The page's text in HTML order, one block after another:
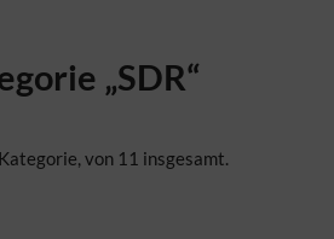
„SDR“
von 11 insgesamt.